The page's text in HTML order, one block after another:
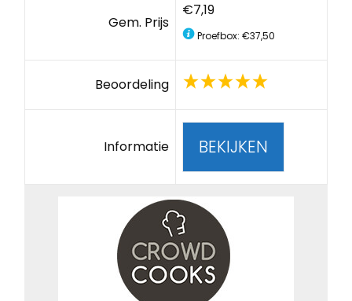
Gem. Prijs
€7,19
Proefbox: €37,50
Beoordeling
Informatie BEKIJKEN